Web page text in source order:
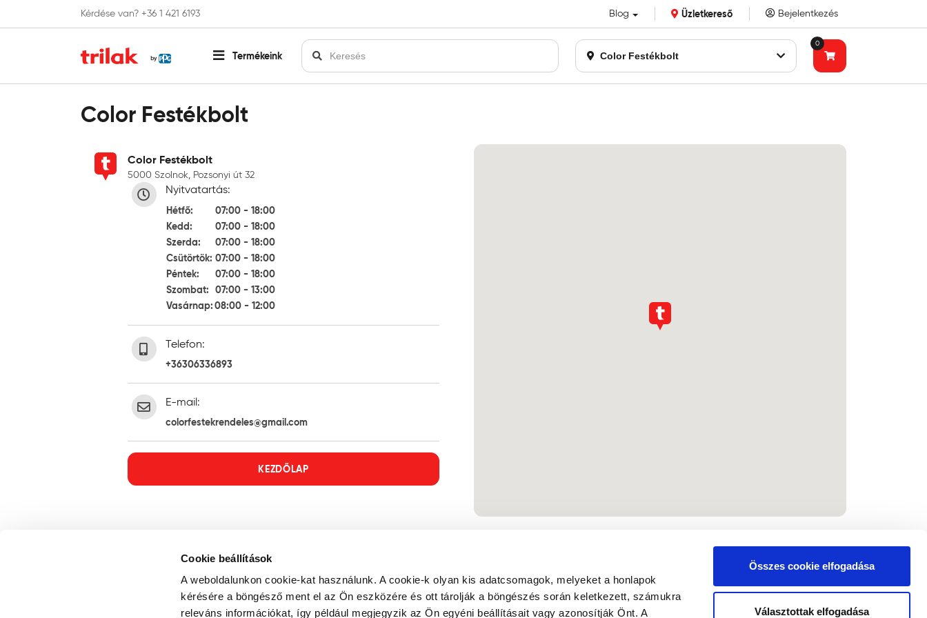
Cookie beállítások
A weboldalunkon cookie-kat használunk. A cookie-k olyan kis adatcsomagok, melyeket a honlapok
kérésére a böngésző ment el az Ön eszközére és ott tárolják a böngészés során keletkezett, számukra
releváns információkat, így például megjegyzik az Ön egyéni beállításait vagy azonosítják Önt. A
Összes cookie elfogadása
Választottak elfogadása
Kérdése van? +36 1 421 6193 Blog Üzletkereső Bejelentkezés
Termékeink Color Festékbolt
0
Fontos tájékoztatás! Webshopunk hamarosan bezárásra kerül. Kérjük, új rendelést már ne adjon le. Köszönjük eddigi bizalmát!
Color Festékbolt
Color Festékbolt
5000 Szolnok, Pozsonyi út 32
Nyitvatartás:
Hétfő:
07:00 - 18:00
Kedd:
07:00 - 18:00
Szerda:
07:00 - 18:00
Csütörtök: 07:00 - 18:00
Péntek:
07:00 - 18:00
Szombat: 07:00 - 13:00
Vasárnap:08:00 - 12:00
Telefon:
+36306336893
E-mail:
colorfestekrendeles@gmail.com
KEZDŐLAP